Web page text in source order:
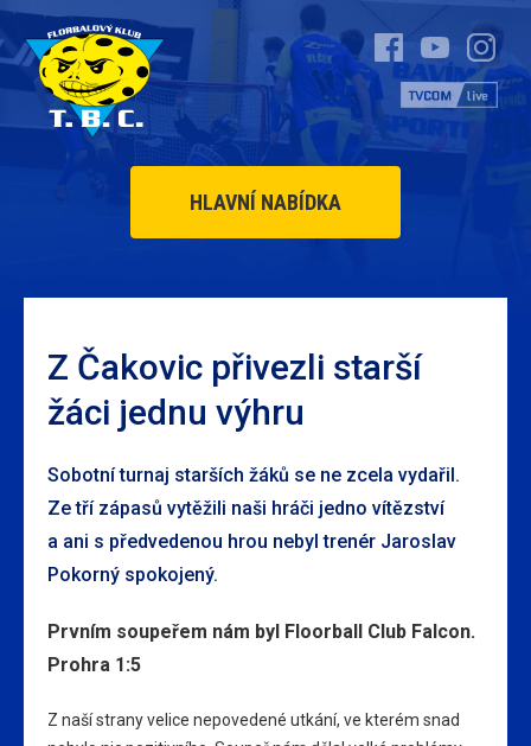
HLAVNÍ NABÍDKA
Z Čakovic přivezli starší
žáci jednu výhru
Sobotní turnaj starších žáků se ne zcela vydařil.
Ze tří zápasů vytěžili naši hráči jedno vítězství
a ani s předvedenou hrou nebyl trenér Jaroslav
Pokorný spokojený.
Prvním soupeřem nám byl Floorball Club Falcon.
Prohra 1:5
Z naší strany velice nepovedené utkání, ve kterém snad